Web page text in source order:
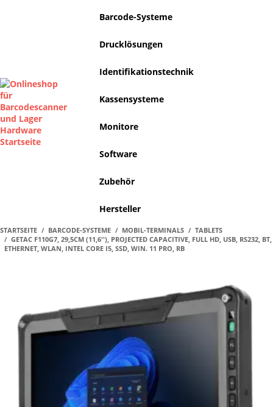
Barcode-Systeme
Drucklösungen
Identifikationstechnik
Kassensysteme
Monitore
Software
Zubehör
Hersteller
STARTSEITE BARCODE-SYSTEME MOBIL-TERMINALS
TABLETS
GETAC F110G7, 29,5CM (11,6''), PROJECTED CAPACITIVE, FULL HD, USB, RS232, BT,
ETHERNET, WLAN, INTEL CORE I5, SSD, WIN. 11 PRO, RB